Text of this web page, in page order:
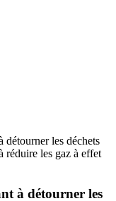
les déchets
réduire les gaz à effet
à détourner les